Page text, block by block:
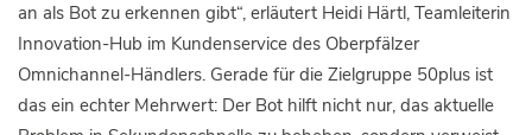
an als Bot zu erkennen gibt“, erläutert Heidi Härtl, Teamleiterin
Innovation-Hub im Kundenservice des Oberpfälzer
Omnichannel-Händlers. Gerade für die Zielgruppe 50plus ist
das ein echter Mehrwert: Der Bot hilft nicht nur, das aktuelle